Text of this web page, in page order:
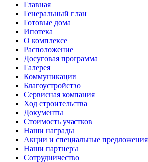
Главная
Генеральный план
Готовые дома
Ипотека
О комплексе
Расположение
Досуговая программа
Галерея
Коммуникации
Благоустройство
Сервисная компания
Ход строительства
Документы
Стоимость участков
Наши награды
Акции и специальные предложения
Наши партнеры
Сотрудничество